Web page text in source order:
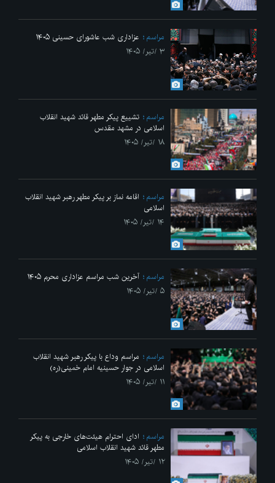
مراسم
عزاداری شب عاشورای حسینی ۱۴۰۵
۳ /تیر/ ۱۴۰۵
مراسم
تشییع پیکر مطهر قائد شهید انقلاب
اسلامی در مشهد مقدس
۱۸ /تیر/ ۱۴۰۵
مراسم
اقامه نماز بر پیکر مطهر رهبر شهید انقلاب
اسلامی
۱۴ /تیر/ ۱۴۰۵
مراسم
آخرین شب مراسم عزاداری محرم ۱۴۰۵
۵ /تیر/ ۱۴۰۵
مراسم
مراسم وداع با پیکر رهبر شهید انقلاب
اسلامی در جوار حسینیه امام خمینی(ره)
۱۱ /تیر/ ۱۴۰۵
مراسم
ادای احترام هیئت‌های خارجی به پیکر
مطهر قائد شهید انقلاب اسلامی
۱۲ /تیر/ ۱۴۰۵